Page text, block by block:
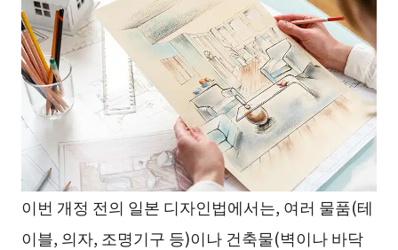
이번 개정 전의 일본 디자인법에서는, 여러 물품(테
이블, 의자, 조명기구 등)이나 건축물(벽이나 바닥